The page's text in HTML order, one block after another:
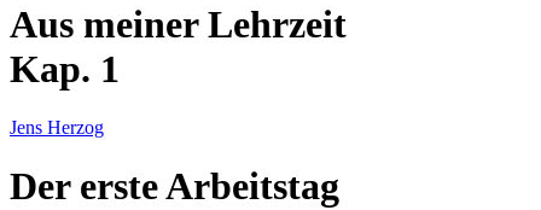
Aus meiner Lehrzeit
Kap. 1
Jens Herzog
Der erste Arbeitstag